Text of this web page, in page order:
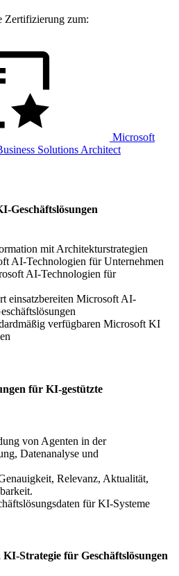
Zertifizierung zum:
Microsoft
Solutions Architect
Geschäftslösungen
mit Architekturstrategien
AI-Technologien für Unternehmen
AI-Technologien für
einsatzbereiten Microsoft AI-
verfügbaren Microsoft KI
für KI-gestützte
von Agenten in der
Datenanalyse und
Relevanz, Aktualität,
für KI-Systeme
Strategie für Geschäftslösungen